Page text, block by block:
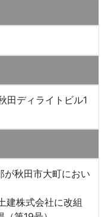
ディライトビル1
秋田市大町におい
株式会社に改組